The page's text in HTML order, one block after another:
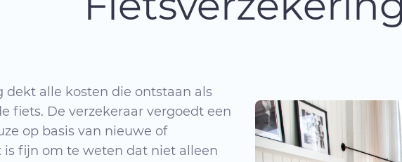
dekt alle kosten die ontstaan ​​als
fiets. De verzekeraar vergoedt een
op basis van nieuwe of
is fijn om te weten dat niet alleen